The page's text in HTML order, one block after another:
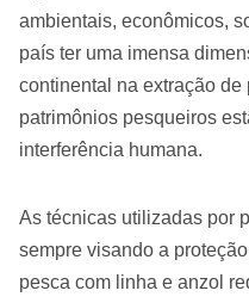
ambientais, econômicos,
país ter uma imensa
continental na extração
patrimônios pesqueiros
interferência humana.
As técnicas utilizadas por
sempre visando a
pesca com linha e anzol